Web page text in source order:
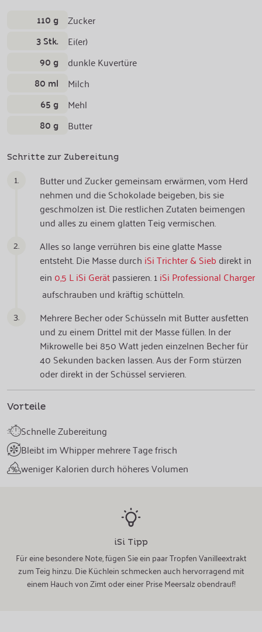
110 g Zucker
3 Stk. Ei(er)
90 g dunkle Kuvertüre
80 ml Milch
65 g Mehl
80 g Butter
Schritte zur Zubereitung
1.
Butter und Zucker gemeinsam erwärmen, vom Herd
nehmen und die Schokolade beigeben, bis sie
geschmolzen ist. Die restlichen Zutaten beimengen
und alles zu einem glatten Teig vermischen.
2.
Alles so lange verrühren bis eine glatte Masse
entsteht. Die Masse durch iSi Trichter & Siebdirekt in
ein 0,5 L iSi Gerätpassieren. 1iSi Professional Charger
aufschrauben und kräftig schütteln.
3.
Mehrere Becher oder Schüsseln mit Butter ausfetten
und zu einem Drittel mit der Masse füllen. In der
Mikrowelle bei 850 Watt jeden einzelnen Becher für
40 Sekunden backen lassen. Aus der Form stürzen
oder direkt in der Schüssel servieren.
Vorteile
Schnelle Zubereitung
Bleibt im Whipper mehrere Tage frisch
weniger Kalorien durch höheres Volumen
iSi Tipp
Für eine besondere Note, fügen Sie ein paar Tropfen Vanilleextrakt
zum Teig hinzu. Die Küchlein schmecken auch hervorragend mit
einem Hauch von Zimt oder einer Prise Meersalz obendrauf!